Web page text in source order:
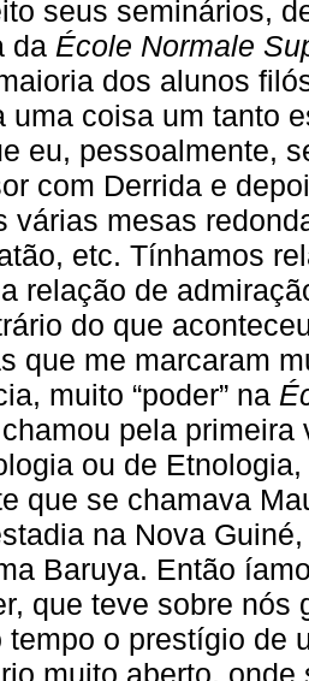
seus seminários,
da École Normale
dos alunos
uma coisa um tanto
eu, pessoalmente,
com Derrida e
várias mesas
etc. Tínhamos
relação de
do que
que me marcaram
muito “poder” na
pela
ou de
que se chamava
na Nova
Baruya. Então
que teve sobre nós
tempo o prestígio de
muito aberto,